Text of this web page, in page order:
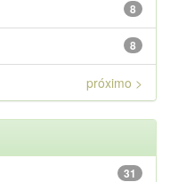
8
8
próximo >
31